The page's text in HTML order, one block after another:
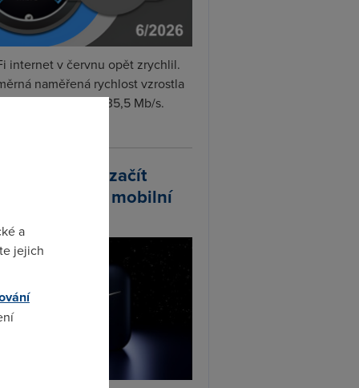
internet v červnu opět zrychlil.
naměřená rychlost vzrostla
o 4 % na 35,5 Mb/s.
plánuje začít
vlastní mobilní
a
jejich